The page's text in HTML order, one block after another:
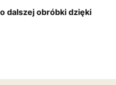
dalszej obróbki dzięki